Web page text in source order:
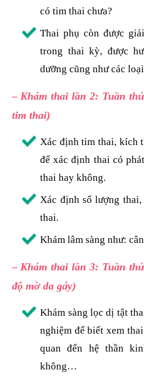
có tim thai chưa?
Thai phụ còn được
trong thai kỳ, được
dưỡng cũng như các
– Khám thai lần 2: Tuần
tim thai)
Xác định tim thai, kích
để xác định thai có
thai hay không.
Xác định số lượng
thai.
Khám lâm sàng như:
– Khám thai lần 3: Tuần
độ mờ da gáy)
Khám sàng lọc dị tật
nghiệm để biết xem
quan đến hệ thần
không…